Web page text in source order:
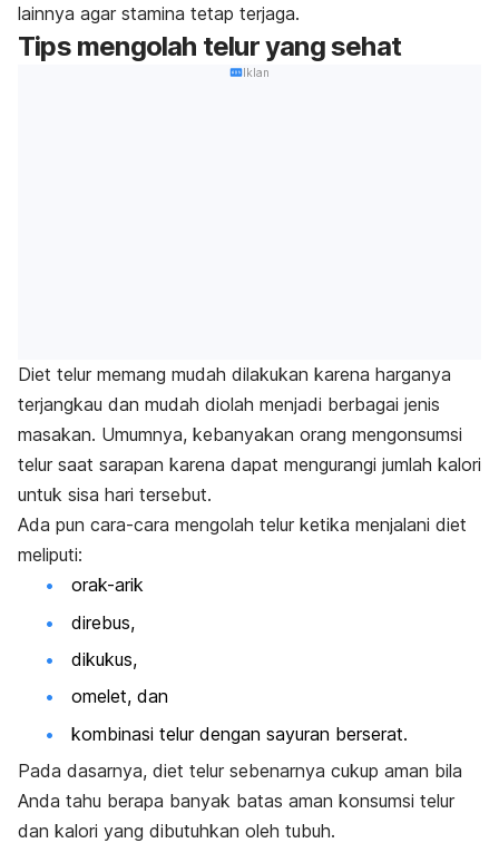
lainnya agar stamina tetap terjaga.
Tips mengolah telur yang sehat
Iklan
Diet telur memang mudah dilakukan karena harganya
terjangkau dan mudah diolah menjadi berbagai jenis
masakan. Umumnya, kebanyakan orang mengonsumsi
telur saat sarapan karena dapat mengurangi jumlah kalori
untuk sisa hari tersebut.
Ada pun cara-cara mengolah telur ketika menjalani diet
meliputi:
orak-arik
direbus,
dikukus,
omelet, dan
kombinasi telur dengan sayuran berserat.
Pada dasarnya, diet telur sebenarnya cukup aman bila
Anda tahu berapa banyak batas aman konsumsi telur
dan kalori yang dibutuhkan oleh tubuh.